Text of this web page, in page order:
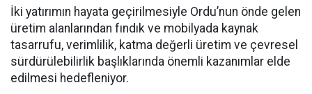
İki yatırımın hayata geçirilmesiyle Ordu’nun önde gelen
üretim alanlarından fındık ve mobilyada kaynak
tasarrufu, verimlilik, katma değerli üretim ve çevresel
sürdürülebilirlik başlıklarında önemli kazanımlar elde
edilmesi hedefleniyor.